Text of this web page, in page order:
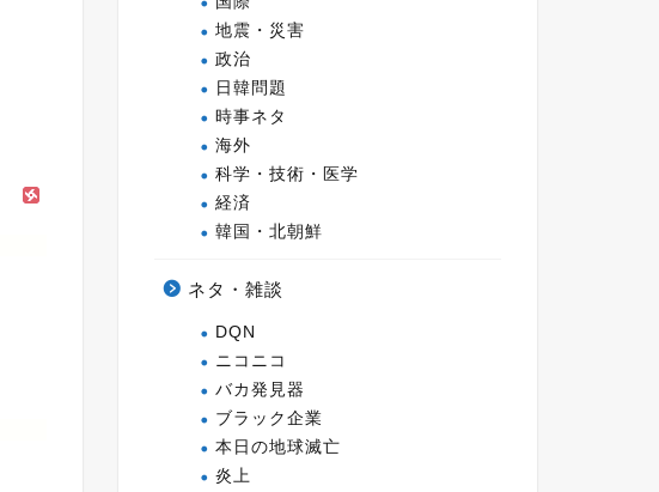
地震・災害
政治
日韓問題
時事ネタ
海外
科学・技術・医学
経済
韓国・北朝鮮
ネタ・雑談
DQN
ニコニコ
バカ発見器
ブラック企業
本日の地球滅亡
炎上